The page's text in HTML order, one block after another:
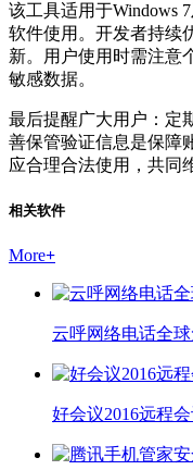
该工具适用于Windows
软件使用。开发者持续
新。用户使用时需注意
敏感数据。
最后提醒广大用户：定
善保管验证信息是保障
应合理合法使用，共同
相关软件
More+
云呼网络电话全球
好会议2016远程